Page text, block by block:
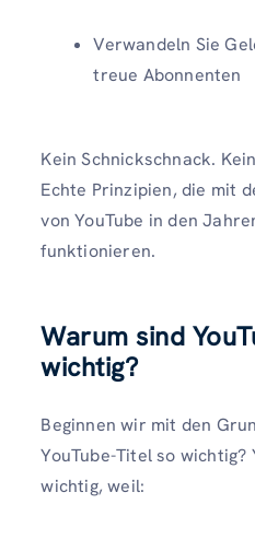
Verwandeln Sie
treue Abonnenten
Kein Schnickschnack.
Echte Prinzipien, die mit
von YouTube in den
funktionieren.
Warum sind
wichtig?
Beginnen wir mit den
YouTube-Titel so wichtig?
wichtig, weil: